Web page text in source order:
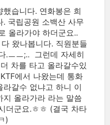
했습니다. 연화봉은 희
. 국립공원 소백산 사무
올라가야 하더군요..
왔나봅니다. 직원분들
.ㅡㅡ;.. 그런데 자세히
차를 타고 올라갈수있
에서 나왔는데 통화
갈수 없냐고 하니 이
지 올라가라 라는 말씀
더군요.ㅎㅎ (결국 차타
)